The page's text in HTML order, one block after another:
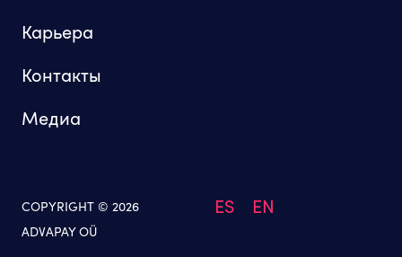
Карьера
Контакты
Медиа
COPYRIGHT © 2026
ADVAPAY OÜ
ES EN